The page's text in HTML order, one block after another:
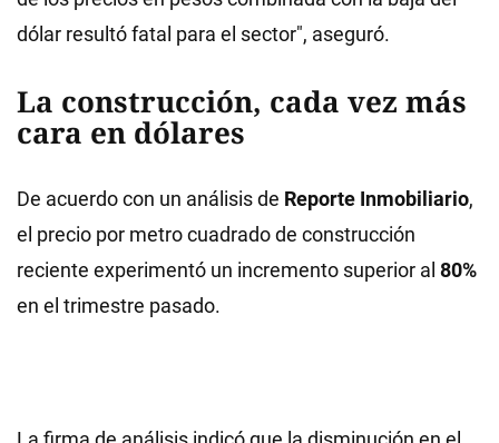
dólar resultó fatal para el sector", aseguró.
La construcción, cada vez más
cara en dólares
De acuerdo con un análisis de Reporte Inmobiliario,
el precio por metro cuadrado de construcción
reciente experimentó un incremento superior al 80%
en el trimestre pasado.